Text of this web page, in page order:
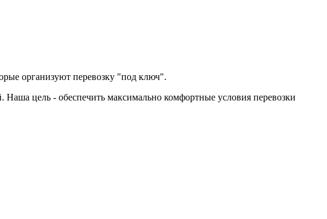
организуют перевозку "под ключ".
цель - обеспечить максимально комфортные условия перевозки